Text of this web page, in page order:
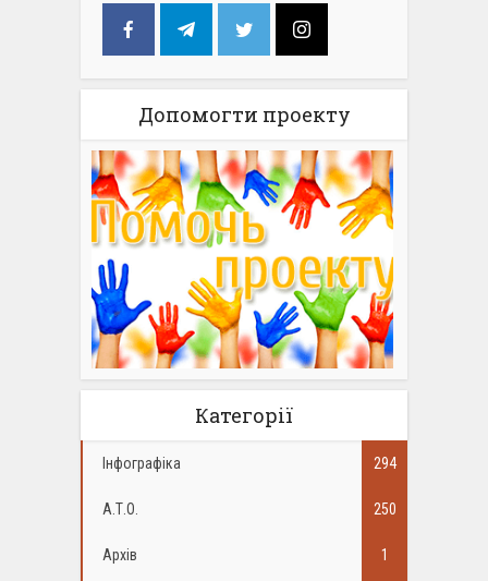
Допомогти проекту
Категорії
Інфографіка 294
А.Т.О. 250
Архів 1